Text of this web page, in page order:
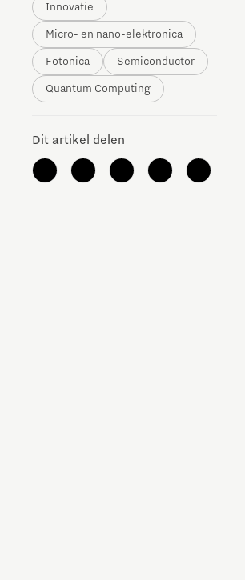
Integrated Photonics
The Gate voor tech startups
Hoe bescherm ik mijn idee?
Brainport Networking Financials
Innovatie
Micro- en nano-elektronica
Fotonica Semiconductor
Quantum Computing
Dit artikel delen